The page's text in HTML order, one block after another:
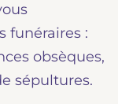
funéraires :
obsèques,
sépultures.